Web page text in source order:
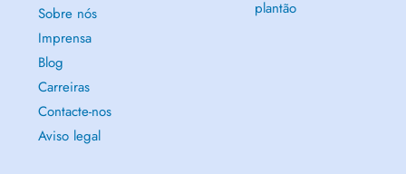
Sobre nós
Imprensa
Blog
Carreiras
Contacte-nos
Aviso legal
plantão